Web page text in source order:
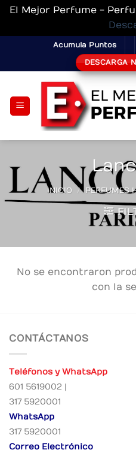
El Mejor Perfume -
content
Acumula Puntos
DESCARGA
INICIO / PERFUMES
No se encontraron
con la
CONTÁCTANOS
Teléfonos y WhatsApp
601 5619002 |
317 5920001
WhatsApp
317 5920001
Correo Electrónico